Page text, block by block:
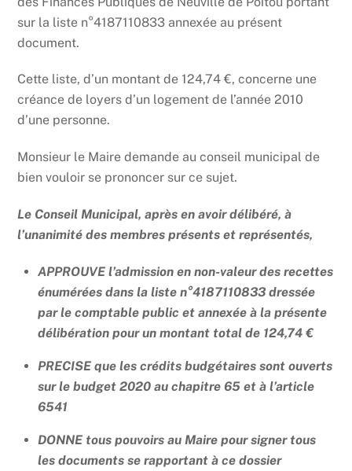
sur la liste n°4187110833 annexée au présent
document.
Cette liste, d’un montant de 124,74 €, concerne une
créance de loyers d’un logement de l’année 2010
d’une personne.
Monsieur le Maire demande au conseil municipal de
bien vouloir se prononcer sur ce sujet.
Le Conseil Municipal, après en avoir délibéré, à
l’unanimité des membres présents et représentés,
APPROUVE l’admission en non-valeur des recettes
énumérées dans la liste n°4187110833 dressée
par le comptable public et annexée à la présente
délibération pour un montant total de 124,74 €
PRECISE que les crédits budgétaires sont ouverts
sur le budget 2020 au chapitre 65 et à l’article
6541
DONNE tous pouvoirs au Maire pour signer tous
les documents se rapportant à ce dossier